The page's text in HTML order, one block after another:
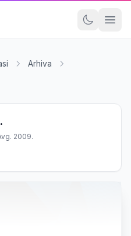
Arhiva
2009.